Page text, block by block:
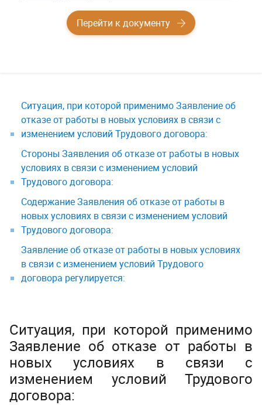
Перейти к документу
Ситуация, при которой применимо Заявление об
отказе от работы в новых условиях в связи с
изменением условий Трудового договора:
Стороны Заявления об отказе от работы в новых
условиях в связи с изменением условий
Трудового договора:
Содержание Заявления об отказе от работы в
новых условиях в связи с изменением условий
Трудового договора:
Заявление об отказе от работы в новых условиях
в связи с изменением условий Трудового
договора регулируется:
Ситуация, при которой применимо
Заявление об отказе от работы в
новых условиях в связи с
изменением условий Трудового
договора: